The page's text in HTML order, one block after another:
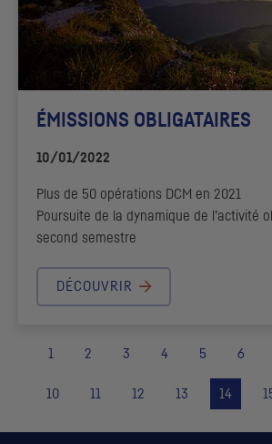
ÉMISSIONS OBLIGATAIRES
10/01/2022
Plus de 50 opérations DCM en 2021
Poursuite de la dynamique de l’activité
second semestre
DÉCOUVRIR
1 2 3 4 5 6
10 11 12 13 14